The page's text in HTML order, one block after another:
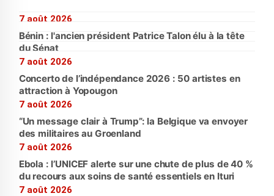
7 août 2026
Bénin : l'ancien président Patrice Talon élu à la tête
du Sénat
7 août 2026
Concerto de l’indépendance 2026 : 50 artistes en
attraction à Yopougon
7 août 2026
“Un message clair à Trump”: la Belgique va envoyer
des militaires au Groenland
7 août 2026
Ebola : l’UNICEF alerte sur une chute de plus de 40 %
du recours aux soins de santé essentiels en Ituri
7 août 2026